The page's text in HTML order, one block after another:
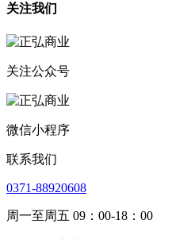
关注我们
关注公众号
微信小程序
联系我们
0371-88920608
周一至周五 09：00-18：00